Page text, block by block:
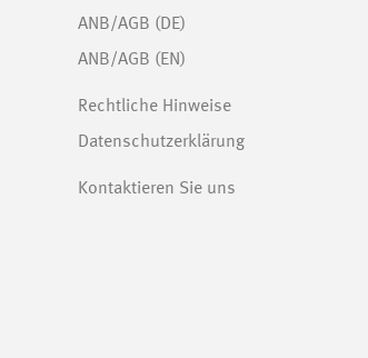
ANB/AGB (DE)
ANB/AGB (EN)
Rechtliche Hinweise
Datenschutzerklärung
Kontaktieren Sie uns